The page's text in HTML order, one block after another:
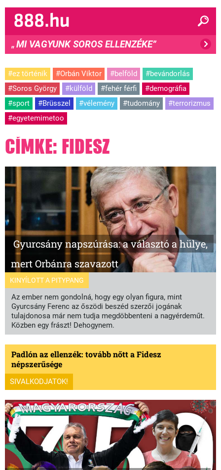
" MI VAGYUNK SOROS ELLENZÉKE”
#ez történik #Orbán Viktor #belföld
#bevándorlás
#Soros György
#külföld #fehér férfi
#demográfia
#sport
#Brüsszel #vélemény #tudomány
#terrorizmus
#egyetemimetoo
CÍMKE: FIDESZ
Gyurcsány napszúrása: a választó a hülye,
mert Orbánra szavazott
KINYÍLOTT A PITYPANG
Az ember nem gondolná, hogy egy olyan figura, mint
Gyurcsány Ferenc az őszödi beszéd szerzői jogának
tulajdonosa már nem tudja megdöbbenteni a nagyérdeműt.
Közben egy frászt! Dehogynem.
Padlón az ellenzék: tovább nőtt a Fidesz
népszerűsége
SIVALKODJATOK!